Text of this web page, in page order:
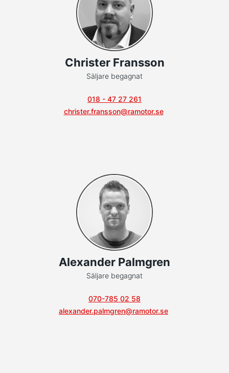
Christer Fransson
Säljare begagnat
018 - 47 27 261
christer.fransson@ramotor.se
Alexander Palmgren
Säljare begagnat
070-785 02 58
alexander.palmgren@ramotor.se